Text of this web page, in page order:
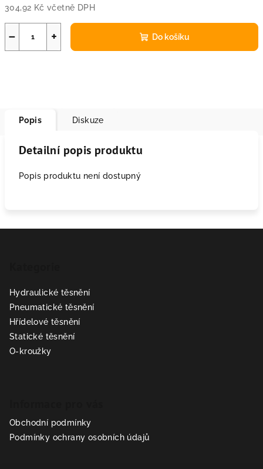
304,92 Kč včetně DPH
+
− Do košíku
Popis Diskuze
Detailní popis produktu
Popis produktu není dostupný
Hydraulické těsnění
Pneumatické těsnění
Hřídelové těsnění
Statické těsnění
O-kroužky
Obchodní podmínky
Podmínky ochrany osobních údajů